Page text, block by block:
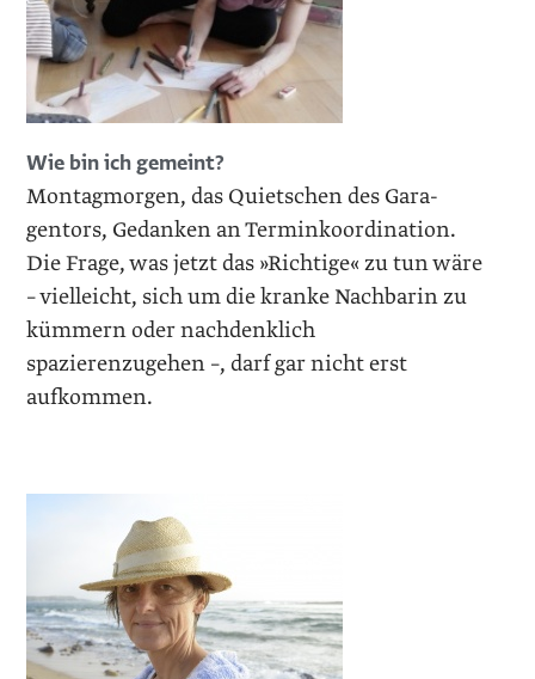
Wie bin ich gemeint?
Montagmorgen, das Quietschen des Gara­
gentors, Gedanken an Terminkoordination.
Die Frage, was jetzt das »Richtige« zu tun wäre
– vielleicht, sich um die kranke Nachbarin zu
kümmern oder nachdenklich
spazierenzugehen –, darf gar nicht erst
aufkommen.